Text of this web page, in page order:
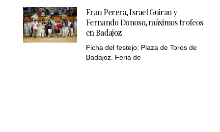
Fran Perera, Israel Guirao y
Fernando Donoso, máximos trofeos
en Badajoz
Ficha del festejo: Plaza de Toros de
Badajoz. Feria de